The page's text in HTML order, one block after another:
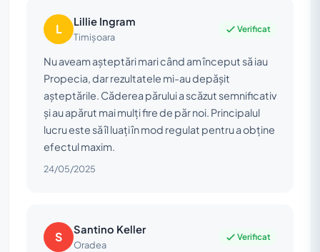
L Lillie Ingram
Timișoara
Verificat
Nu aveam așteptări mari când am început să iau
Propecia, dar rezultatele mi-au depășit
așteptările. Căderea părului a scăzut semnificativ
și au apărut mai mulți fire de păr noi. Principalul
lucru este să îl luați în mod regulat pentru a obține
efectul maxim.
24/05/2025
S Santino Keller
Oradea
Verificat